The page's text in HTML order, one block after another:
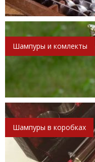
Шампуры и комлекты
Шампуры в коробках